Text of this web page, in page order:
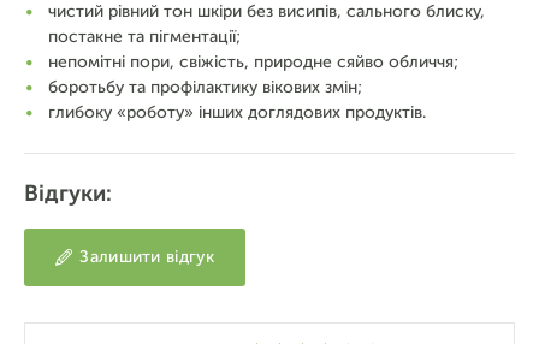
чистий рівний тон шкіри без висипів, сального блиску,
постакне та пігментації;
непомітні пори, свіжість, природне сяйво обличчя;
боротьбу та профілактику вікових змін;
глибоку «роботу» інших доглядових продуктів.
Відгуки:
Залишити відгук